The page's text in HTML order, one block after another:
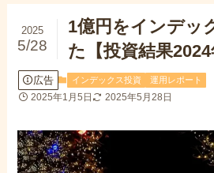
1億円をインデッ
た【投資結果2024
2025
5/28
広告 インデックス投資 運用レポート
2025年1月5日 2025年5月28日